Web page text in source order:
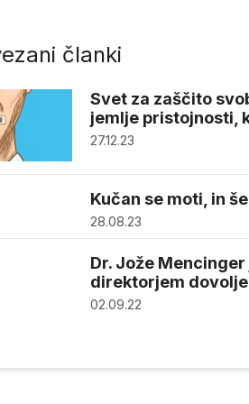
članki
Svet za zaščito
jemlje pristojnosti,
27.12.23
Kučan se moti, in
28.08.23
Dr. Jože
direktorjem
02.09.22